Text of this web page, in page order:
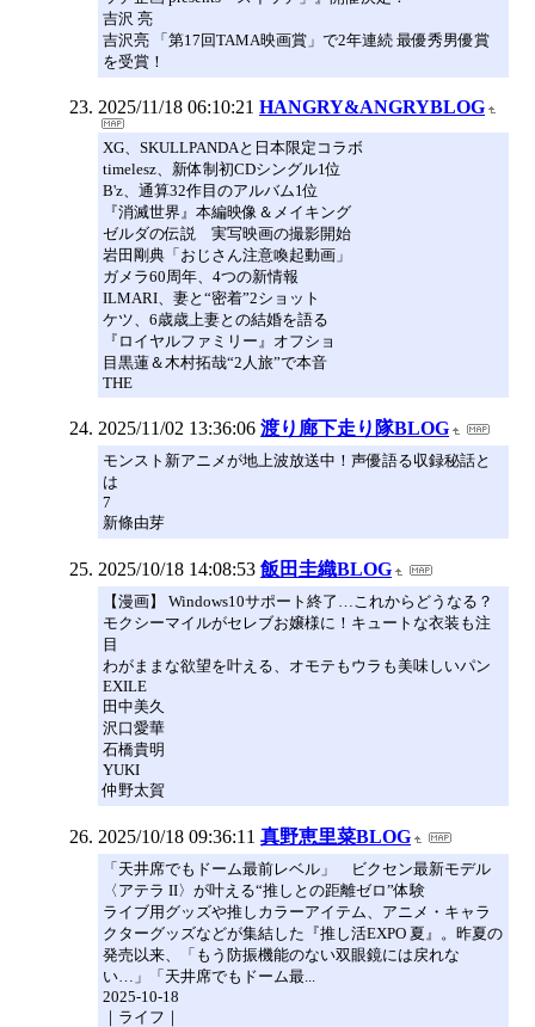
吉沢 亮
吉沢亮 「第17回TAMA映画賞」で2年連続 最優秀男優賞
を受賞！
2025/11/18 06:10:21 HANGRY&ANGRYBLOG
XG、SKULLPANDAと日本限定コラボ
timelesz、新体制初CDシングル1位
B'z、通算32作目のアルバム1位
『消滅世界』本編映像＆メイキング
ゼルダの伝説 実写映画の撮影開始
岩田剛典「おじさん注意喚起動画」
ガメラ60周年、4つの新情報
ILMARI、妻と“密着”2ショット
ケツ、6歳歳上妻との結婚を語る
『ロイヤルファミリー』オフショ
目黒蓮＆木村拓哉“2人旅”で本音
THE
2025/11/02 13:36:06 渡り廊下走り隊BLOG
モンスト新アニメが地上波放送中！声優語る収録秘話と
は
7
新條由芽
2025/10/18 14:08:53 飯田圭織BLOG
【漫画】 Windows10サポート終了…これからどうなる？
モクシーマイルがセレブお嬢様に！キュートな衣装も注
目
わがままな欲望を叶える、オモテもウラも美味しいパン
EXILE
田中美久
沢口愛華
石橋貴明
YUKI
仲野太賀
2025/10/18 09:36:11 真野恵里菜BLOG
「天井席でもドーム最前レベル」 ビクセン最新モデル
〈アテラ II〉が叶える“推しとの距離ゼロ”体験
ライブ用グッズや推しカラーアイテム、アニメ・キャラ
クターグッズなどが集結した『推し活EXPO 夏』。昨夏の
発売以来、「もう防振機能のない双眼鏡には戻れな
い…」「天井席でもドーム最...
2025-10-18
｜ライフ｜